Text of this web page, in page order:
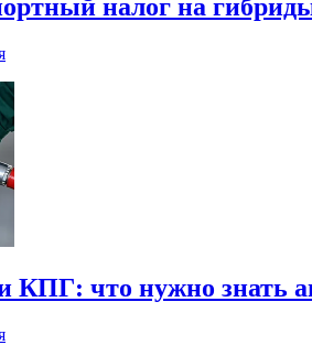
налог на
что нужно знать